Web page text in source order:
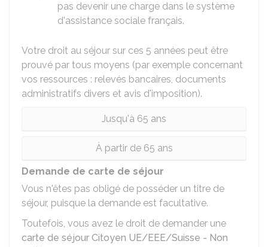
pas devenir une charge dans le système
d'assistance sociale français.
Votre droit au séjour sur ces 5 années peut être
prouvé par tous moyens (par exemple concernant
vos ressources : relevés bancaires, documents
administratifs divers et avis d'imposition).
Jusqu'à 65 ans
À partir de 65 ans
Demande de carte de séjour
Vous n'êtes pas obligé de posséder un titre de
séjour, puisque la demande est facultative.
Toutefois, vous avez le droit de demander une
carte de séjour Citoyen UE/EEE/Suisse - Non